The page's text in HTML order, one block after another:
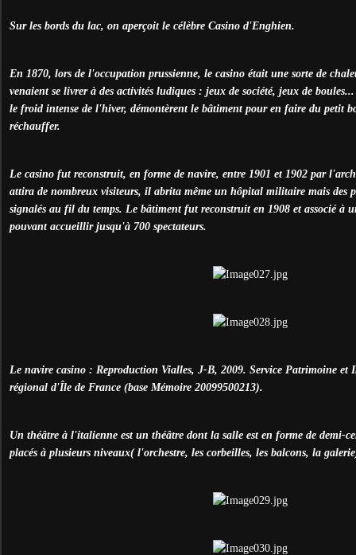
Sur les bords du lac, on aperçoit le célèbre Casino d'Enghien.
En 1870, lors de l'occupation prussienne, le casino était une sorte de
venaient se livrer à des activités ludiques : jeux de société, jeux de
le froid intense de l'hiver, démontèrent le bâtiment pour en faire du petit
réchauffer.
Le casino fut reconstruit, en forme de navire, entre 1901 et 1902 par
attira de nombreux visiteurs, il abrita même un hôpital militaire mais des
signalés au fil du temps. Le bâtiment fut reconstruit en 1908 et associé à
pouvant accueillir jusqu'à 700 spectateurs.
Le navire casino : Reproduction Vialles, J-B, 2009. Service Patrimoine et
régional d'Île de France (base Mémoire 20099500213).
Un théâtre à l'italienne est un théâtre dont la salle est en forme de demi-
placés à plusieurs niveaux( l'orchestre, les corbeilles, les balcons, la